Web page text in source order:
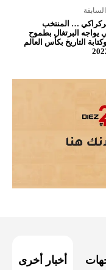
السابقة
… المنتخب
يواجه البرتغال بطموح
التاريخ بكأس العالم
أخبار أخرى